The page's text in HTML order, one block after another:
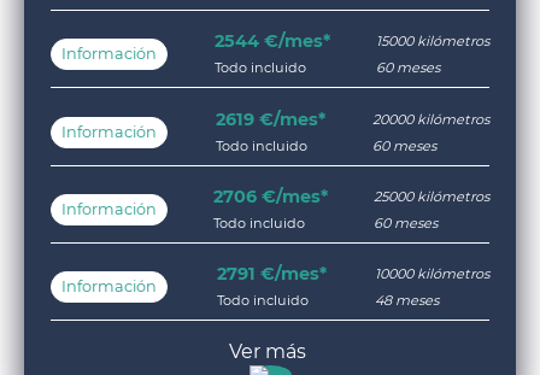
Información
2544 €/mes*
Todo incluido
15000 kilómetros
60 meses
Información
2619 €/mes*
Todo incluido
20000 kilómetros
60 meses
Información
2706 €/mes*
Todo incluido
25000 kilómetros
60 meses
Información
2791 €/mes*
Todo incluido
10000 kilómetros
48 meses